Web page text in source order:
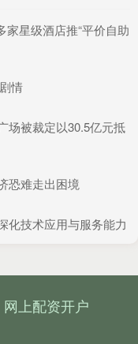
家星级酒店推“平价自助
情
场被裁定以30.5亿元抵
恐难走出困境
化技术应用与服务能力
网上配资开户